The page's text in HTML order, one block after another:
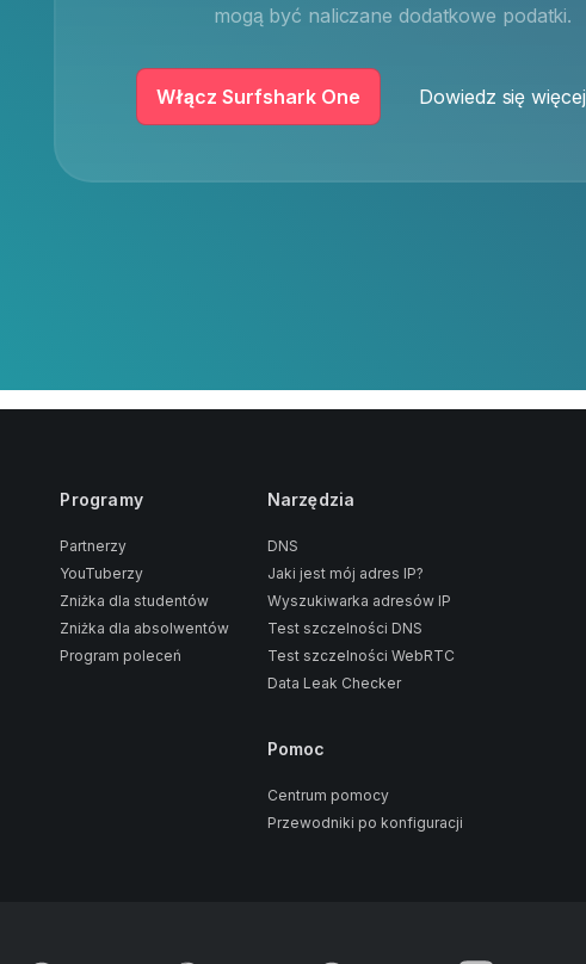
mogą być naliczane dodatkowe podatki.
Włącz Surfshark One Dowiedz się więcej
Programy
Partnerzy
YouTuberzy
Zniżka dla studentów
Zniżka dla absolwentów
Program poleceń
Narzędzia
DNS
Jaki jest mój adres IP?
Wyszukiwarka adresów IP
Test szczelności DNS
Test szczelności WebRTC
Data Leak Checker
Pomoc
Centrum pomocy
Przewodniki po konfiguracji